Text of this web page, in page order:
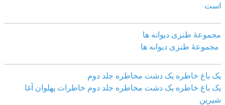
است
مجموعهٔ طنزی دیوانه ها
مجموعهٔ طنزی دیوانه ها
یک باغ خاطره یک دشت مخاطره جلد دوم
یک باغ خاطره یک دشت مخاطره جلد دوم خاطرات پهلوان آغا
شیرین